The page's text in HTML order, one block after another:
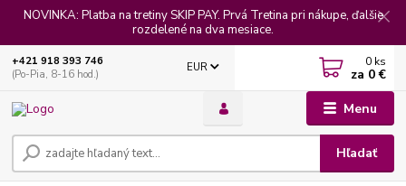
NOVINKA: Platba na tretiny SKIP PAY. Prvá Tretina pri nákupe, ďalšie
rozdelené na dva mesiace.
Menu
EUR
Hľadať
+421 918 393 746
(Po-Pia, 8-16 hod.)
0 ks
za 0 €